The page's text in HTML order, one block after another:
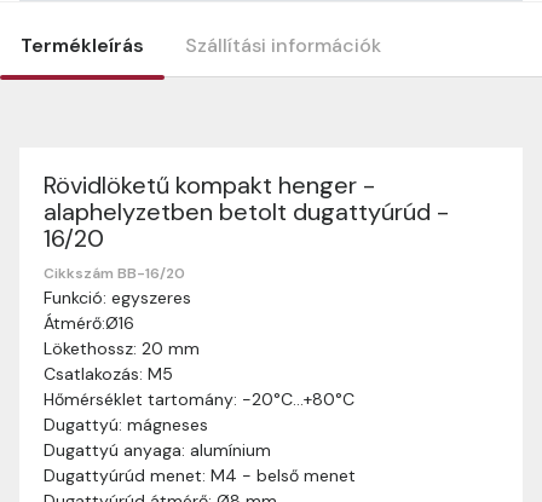
Termékleírás Szállítási információk
Rövidlöketű kompakt henger -
alaphelyzetben betolt dugattyúrúd -
16/20
Cikkszám BB-16/20
Funkció: egyszeres
Átmérő:Ø16
Lökethossz: 20 mm
Csatlakozás: M5
Hőmérséklet tartomány: -20°C…+80°C
Dugattyú: mágneses
Dugattyú anyaga: alumínium
Dugattyúrúd menet: M4 - belső menet
Szállítási információk
Nagyon köszönjük, hogy webshopunkat választottátok
vásárlásaitokhoz. Az alábbiakban megtaláljátok szállítási
információinkat, hogy a vásárlásotok gördülékenyen és
zökkenőmentesen történhessen.
Szállítási idő:
munkanapon belül kézbesítjük. Amennyiben
valamilyen okból kifolyólag a szállítás hosszabb
ideig tart, előre értesítünk benneteket.
Szállítási díj: A szállítási díj függ a termék súlyától
és a szállítási cím távolságától. A pontos szállítási
díjat a vásárlás folyamata során megtekinthetitek,